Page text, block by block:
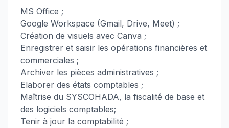
MS Office ;
Google Workspace (Gmail, Drive, Meet) ;
Création de visuels avec Canva ;
Enregistrer et saisir les opérations financières et
commerciales ;
Archiver les pièces administratives ;
Elaborer des états comptables ;
Maîtrise du SYSCOHADA, la fiscalité de base et
des logiciels comptables;
Tenir à jour la comptabilité ;